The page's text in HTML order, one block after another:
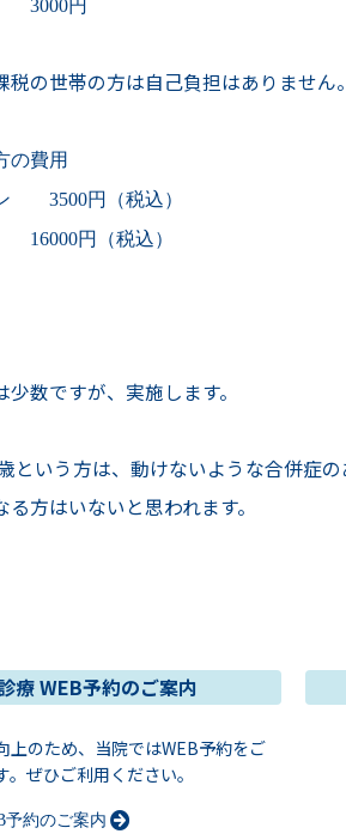
3000円
税の世帯の方は自己負担はありません
の費用
ン 3500円（税込）
16000円（税込）
数ですが、実施します。
という方は、動けないような合併症
方はいないと思われます。
療 WEB予約のご案内
上のため、当院ではWEB予約をご
ぜひご利用ください。
予約のご案内